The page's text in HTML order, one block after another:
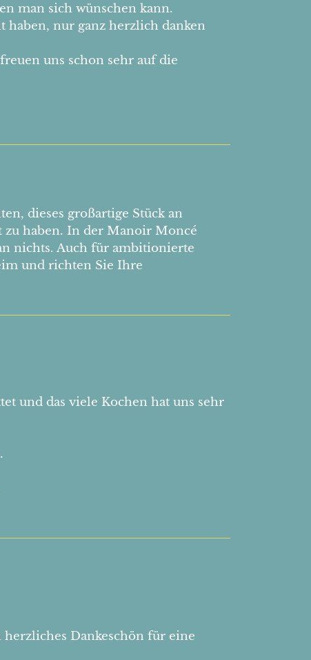
man sich wünschen kann.
haben, nur ganz herzlich danken
uns schon sehr auf die
dieses großartige Stück an
zu haben. In der Manoir Moncé
nichts. Auch für ambitionierte
und richten Sie Ihre
und das viele Kochen hat uns sehr
Dankeschön für eine